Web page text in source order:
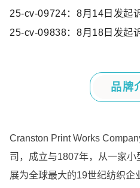
25-cv-09724： 8月 14 日发起
25-cv-09838： 8月 18 日发起
品牌
Cranston Print Works
司，成立与1807年，从一家小
展为全球最大的19世纪纺织企